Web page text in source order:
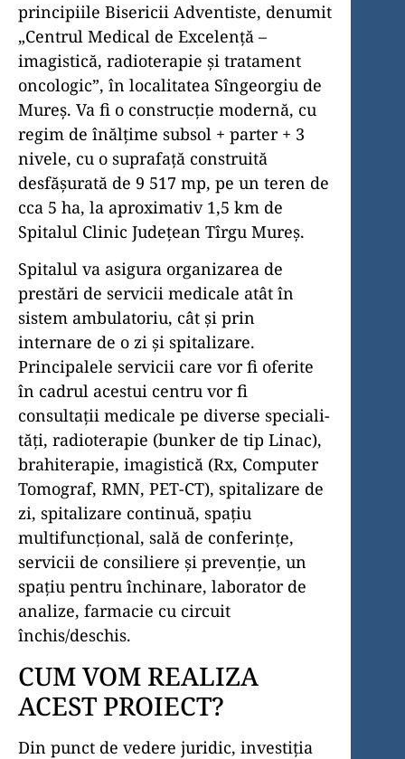
principiile Bisericii Adventiste, denumit
„Centrul Medical de Excelență –
imagistică, radioterapie și tratament
oncologic”, în localitatea Sîngeorgiu de
Mureș. Va fi o construcție modernă, cu
regim de înălțime subsol + parter + 3
nivele, cu o suprafață construită
desfășurată de 9 517 mp, pe un teren de
cca 5 ha, la aproximativ 1,5 km de
Spitalul Clinic Județean Tîrgu Mureș.
Spitalul va asigura organizarea de
prestări de servicii medicale atât în
sistem ambulatoriu, cât și prin
internare de o zi și spitalizare.
Principalele servicii care vor fi oferite
în cadrul acestui centru vor fi
consultații medicale pe diverse speciali­
tăți, radioterapie (bunker de tip Linac),
brahiterapie, imagistică (Rx, Computer
Tomograf, RMN, PET-CT), spitalizare de
zi, spitalizare continuă, spațiu
multifuncțional, sală de conferințe,
servicii de consiliere și prevenție, un
spațiu pentru închinare, laborator de
analize, farmacie cu circuit
închis/deschis.
CUM VOM REALIZA
ACEST PROIECT?
Din punct de vedere juridic, investiția